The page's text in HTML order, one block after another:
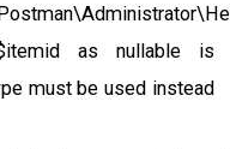
as nullable is
must be used instead